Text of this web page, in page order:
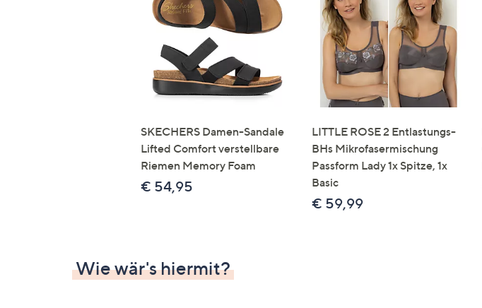
Touch-
Geräten
nach
links
bzw.
rechts,
um
diese
anzuzeigen.
SKECHERS Damen-Sandale
Lifted Comfort verstellbare
Riemen Memory Foam
€ 54,95
LITTLE ROSE 2 Entlastungs-
BHs Mikrofasermischung
Passform Lady 1x Spitze, 1x
Basic
€ 59,99
Wie wär's hiermit?